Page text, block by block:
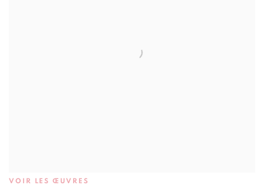
VOIR LES ŒUVRES